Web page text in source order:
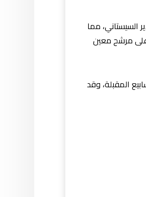
السيستاني، مما
من التطور السياسي في العراق ما بعد عام 2003، فإن التركيز على مرشح معين
المقبلة، وقد